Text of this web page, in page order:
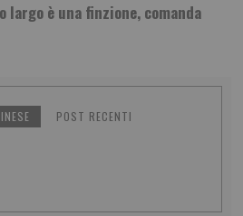
largo è una finzione, comanda
POST RECENTI